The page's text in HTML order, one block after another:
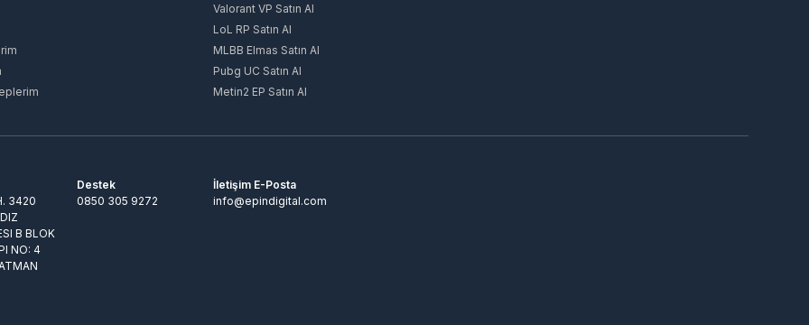
Valorant VP Satın Al
LoL RP Satın Al
MLBB Elmas Satın Al
Pubg UC Satın Al
Metin2 EP Satın Al
3420
B BLOK
NO: 4
Destek
0850 305 9272
İletişim E-Posta
info@epindigital.com